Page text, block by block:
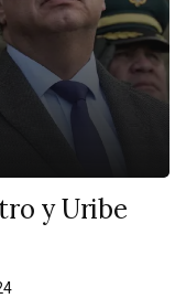
y Uribe